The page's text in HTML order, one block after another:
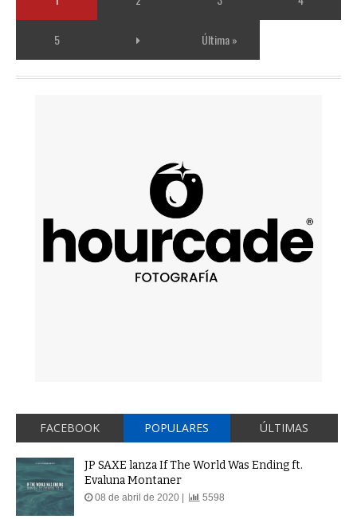
5 Última »
FACEBOOK POPULARES ÚLTIMAS
JP SAXE lanza If The World Was Ending ft.
Evaluna Montaner
08 de abril de 2020 | 5598